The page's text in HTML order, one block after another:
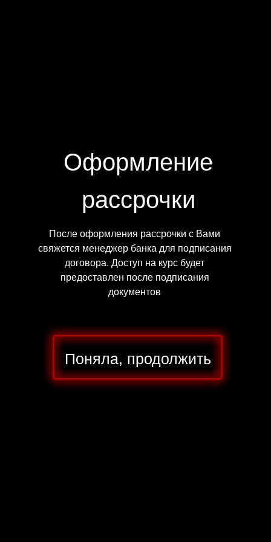
После оформления рассрочки с Вами
свяжется менеджер банка для подписания
договора. Доступ на курс будет
предоставлен после подписания
документов
Оформление
рассрочки
Поняла, продолжить